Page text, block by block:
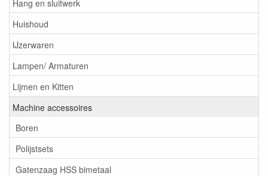
Hang en sluitwerk
Huishoud
IJzerwaren
Lampen/ Armaturen
Lijmen en Kitten
Machine accessoires
Boren
Polijstsets
Gatenzaag HSS bimetaal